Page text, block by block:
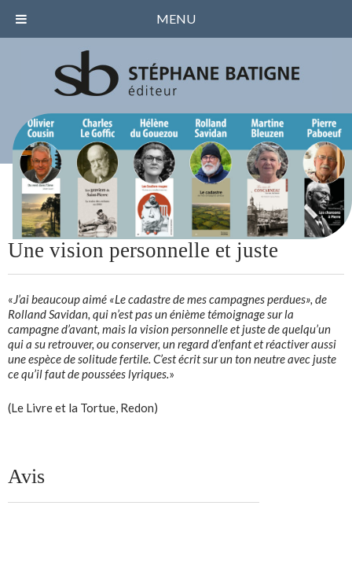
Une vision personnelle et juste
«J’ai beaucoup aimé «Le cadastre de mes campagnes perdues», de
Rolland Savidan, qui n’est pas un énième témoignage sur la
campagne d’avant, mais la vision personnelle et juste de quelqu’un
qui a su retrouver, ou conserver, un regard d’enfant et réactiver aussi
une espèce de solitude fertile. C’est écrit sur un ton neutre avec juste
ce qu’il faut de poussées lyriques.»
(Le Livre et la Tortue, Redon)
Avis
MENU